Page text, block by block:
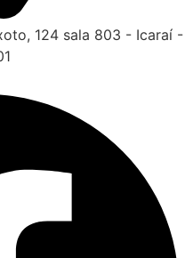
124 sala 803 - Icaraí -